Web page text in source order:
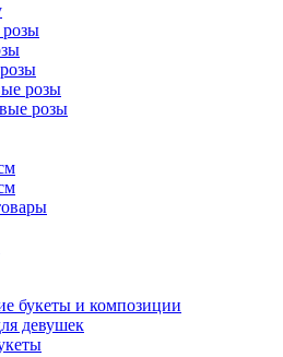
розы
розы
букеты и композиции
девушек